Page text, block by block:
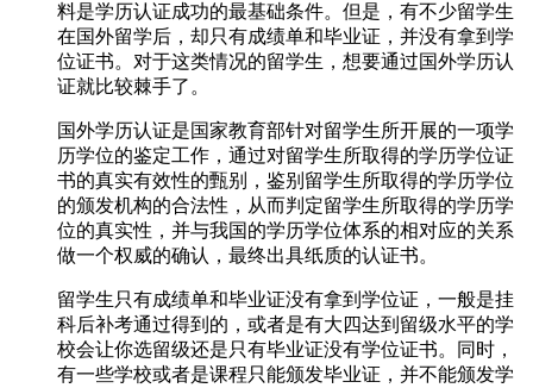
料是学历认证成功的最基础条件。但是，有不少留学生
在国外留学后，却只有成绩单和毕业证，并没有拿到学
位证书。对于这类情况的留学生，想要通过国外学历认
证就比较棘手了。
国外学历认证是国家教育部针对留学生所开展的一项学
历学位的鉴定工作，通过对留学生所取得的学历学位证
书的真实有效性的甄别，鉴别留学生所取得的学历学位
的颁发机构的合法性，从而判定留学生所取得的学历学
位的真实性，并与我国的学历学位体系的相对应的关系
做一个权威的确认，最终出具纸质的认证书。
留学生只有成绩单和毕业证没有拿到学位证，一般是挂
科后补考通过得到的，或者是有大四达到留级水平的学
校会让你选留级还是只有毕业证没有学位证书。同时，
有一些学校或者是课程只能颁发毕业证，并不能颁发学